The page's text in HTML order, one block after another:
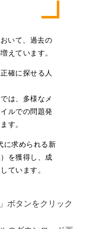
いて、過去の
えています。
確に探せる人
は、多様なメ
ルでの問題発
す。
に求められる新
を獲得し、成
ています。